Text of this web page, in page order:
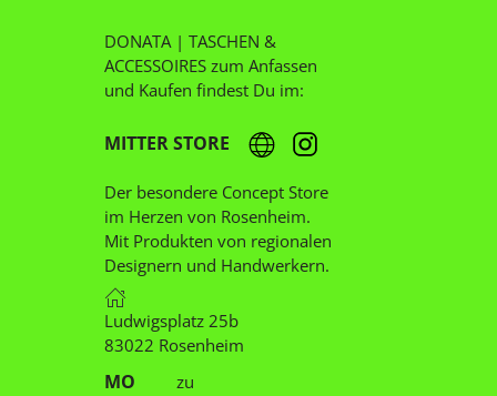
DONATA | TASCHEN &
ACCESSOIRES zum Anfassen
und Kaufen findest Du im:
MITTER STORE
Der besondere Concept Store
im Herzen von Rosenheim.
Mit Produkten von regionalen
Designern und Handwerkern.
Ludwigsplatz 25b
83022 Rosenheim
MO zu